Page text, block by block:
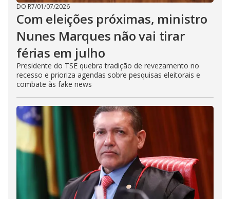
DO R7/01/07/2026
Com eleições próximas, ministro
Nunes Marques não vai tirar
férias em julho
Presidente do TSE quebra tradição de revezamento no
recesso e prioriza agendas sobre pesquisas eleitorais e
combate às fake news